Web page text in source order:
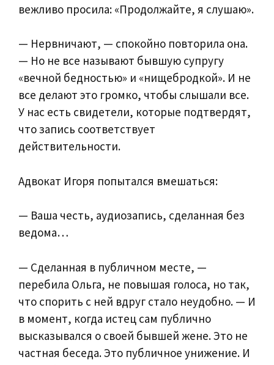
вежливо просила: «Продолжайте, я слушаю».
— Нервничают, — спокойно повторила она.
— Но не все называют бывшую супругу
«вечной бедностью» и «нищебродкой». И не
все делают это громко, чтобы слышали все.
У нас есть свидетели, которые подтвердят,
что запись соответствует
действительности.
Адвокат Игоря попытался вмешаться:
— Ваша честь, аудиозапись, сделанная без
ведома…
— Сделанная в публичном месте, —
перебила Ольга, не повышая голоса, но так,
что спорить с ней вдруг стало неудобно. — И
в момент, когда истец сам публично
высказывался о своей бывшей жене. Это не
частная беседа. Это публичное унижение. И